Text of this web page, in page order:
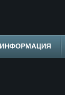
ИНФОРМАЦИЯ